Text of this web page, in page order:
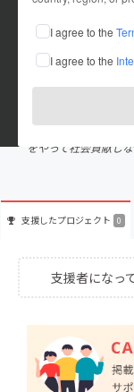
I agree to the
I agree to the
これまでに1件の
在住国：日本 現在
出身国：日本 出身
初めまして、ミニマ
市垂水区で会社員を
をやって社会貢献し
支援したプロジェクト 0
支援者になっ